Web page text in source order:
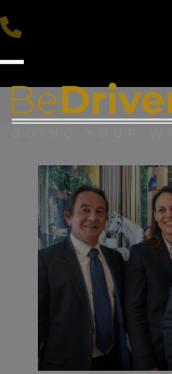
Skip
to
content
Open
mobile
menu
Close
mobile
menu